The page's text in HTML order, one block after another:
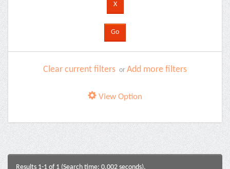
Clear current filters or Add more filters
View Option
Results 1-1 of 1 (Search time: 0.002 seconds).